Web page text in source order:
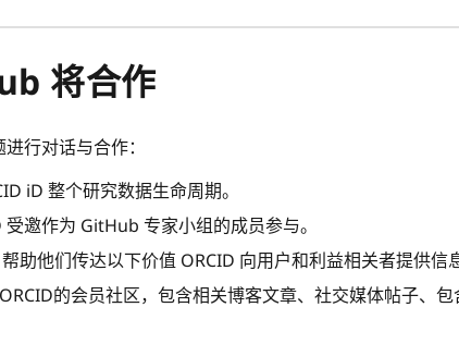
将合作
行对话与合作：
iD 整个研究数据生命周期。
邀作为 GitHub 专家小组的成员参与。
助他们传达以下价值 ORCID 向用户和利益相关者提供信
的会员社区，包含相关博客文章、社交媒体帖子、